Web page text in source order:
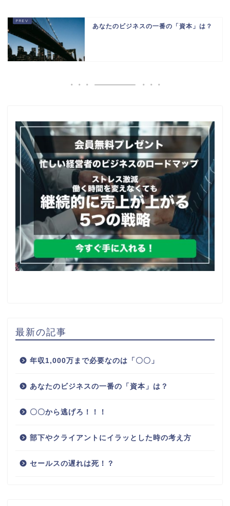
あなたのビジネスの一番の「資本」は？
最新の記事
年収1,000万まで必要なのは「〇〇」
あなたのビジネスの一番の「資本」は？
〇〇から逃げろ！！！
部下やクライアントにイラッとした時の考え方
セールスの遅れは死！？